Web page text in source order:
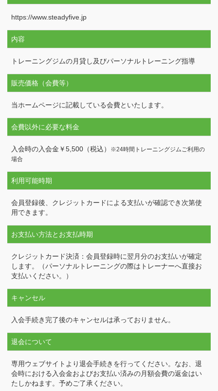
https://www.steadyfive.jp
内容
トレーニングジムの月貸し及びパーソナルトレーニング指導
販売価格（会費等）
当ホームページに記載している会費といたします。
会費以外に必要な料金
入会時の入会金￥5,500（税込）
※24時間トレーニングジムご利用の
場合
利用可能時期
会員登録後、クレジットカードによる支払いが確認でき次第使
用できます。
お支払い方法とお支払時期
クレジットカード決済：会員登録時に翌月分のお支払いが確定
します。（パーソナルトレーニングの際はトレーナーへ直接お
支払いください。）
キャンセル
入会手続き完了後のキャンセルは承っておりません。
退会について
専用ウェブサイトより退会手続きを行ってください。なお、退
会時における入会金およびお支払い済みの月額会費の返金はい
たしかねます。予めご了承ください。